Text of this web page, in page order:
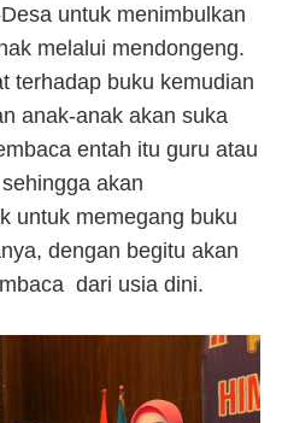
untuk menimbulkan
melalui mendongeng.
terhadap buku kemudian
anak-anak akan suka
entah itu guru atau
akan
untuk memegang buku
dengan begitu akan
dari usia dini.